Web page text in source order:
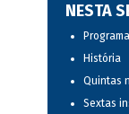
NESTA
História
Quintas
Sextas